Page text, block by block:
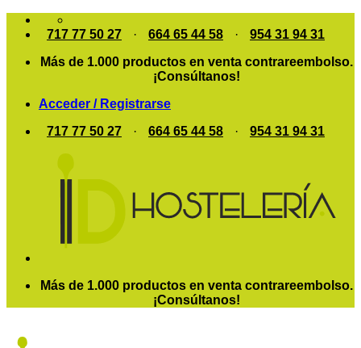
Saltar
717 77 50 27 · 664 65 44 58 ·
954 31 94 31
Más de 1.000 productos en venta contrareembolso.
¡Consúltanos!
Acceder / Registrarse
717 77 50 27
· 664 65 44 58 · 954 31 94 31
Más de 1.000 productos en venta contrareembolso.
¡Consúltanos!